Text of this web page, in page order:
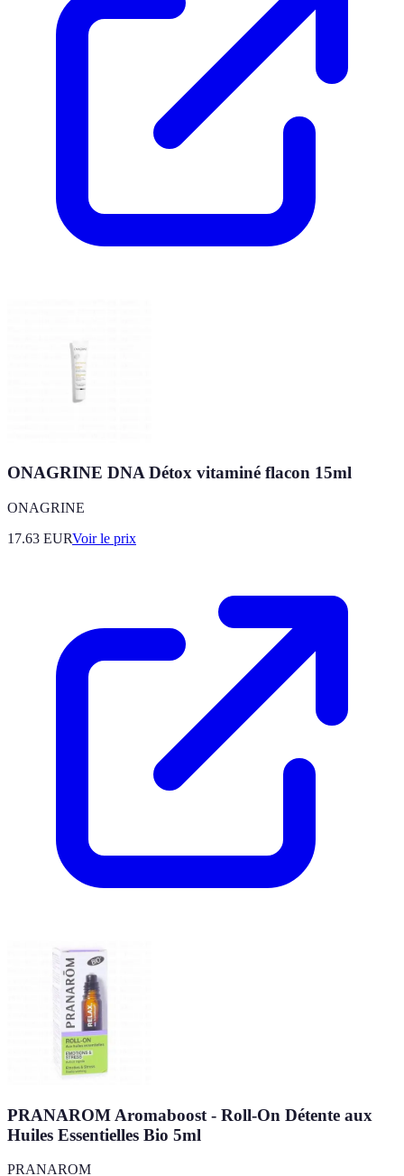
ONAGRINE DNA Détox vitaminé flacon 15ml
ONAGRINE
17.63 EURVoir le prix
PRANAROM Aromaboost - Roll-On Détente aux
Huiles Essentielles Bio 5ml
PRANAROM